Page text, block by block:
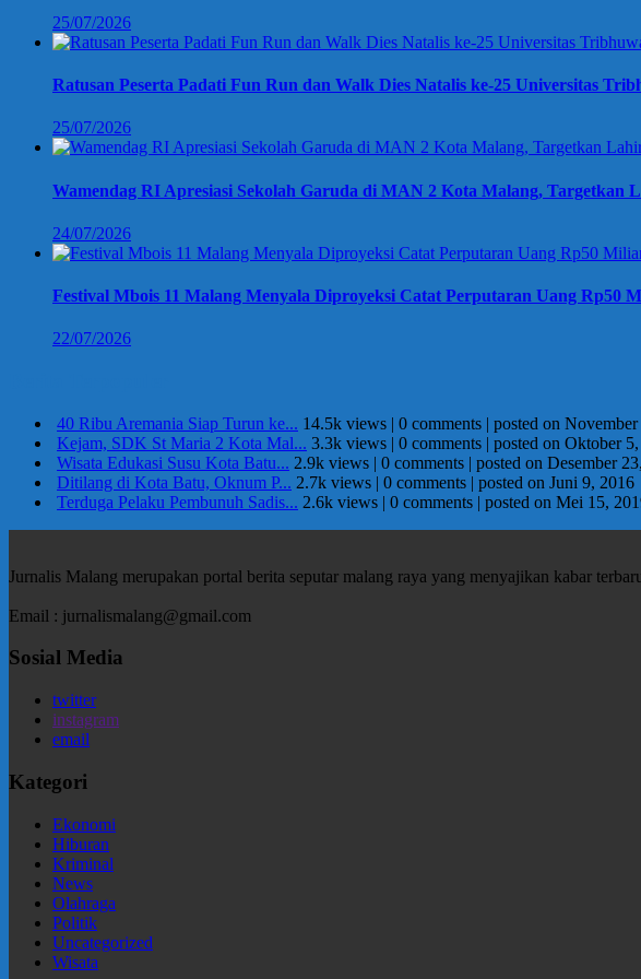
25/07/2026
Ratusan Peserta Padati Fun Run dan Walk Dies Natalis ke-25 Universitas
25/07/2026
Wamendag RI Apresiasi Sekolah Garuda di MAN 2 Kota Malang, Targetkan
24/07/2026
Festival Mbois 11 Malang Menyala Diproyeksi Catat Perputaran Uang Rp50
22/07/2026
40 Ribu Aremania Siap Turun ke... 14.5k views | 0 comments | posted on
Kejam, SDK St Maria 2 Kota Mal... 3.3k views | 0 comments | posted on Oktober
Wisata Edukasi Susu Kota Batu... 2.9k views | 0 comments | posted on Desember
Ditilang di Kota Batu, Oknum P... 2.7k views | 0 comments | posted on Juni 9, 2016
Terduga Pelaku Pembunuh Sadis... 2.6k views | 0 comments | posted on Mei 15,
Jurnalis Malang merupakan portal berita seputar malang raya yang menyajikan kabar
Email : jurnalismalang@gmail.com
Sosial Media
twitter
instagram
email
Kategori
Ekonomi
Hiburan
Kriminal
News
Olahraga
Politik
Uncategorized
Wisata